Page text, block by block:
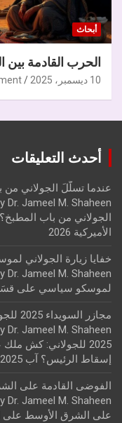
أبحاث
الحرب القادمة بين
10 ديسمبر، 2025
أحدث التعليقات
الجولاني من باب المطبخ؟
الأميركية 2026
لموسكو سياسي على
2025 للجولاني: كش ملك
إسقاط الرئيس؟ آب 2025
على الشرق الأوسط على